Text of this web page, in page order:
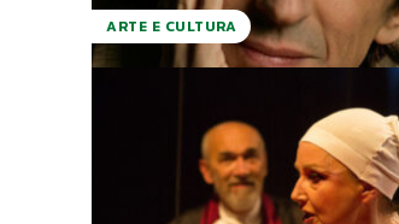
ARTE E CULTURA